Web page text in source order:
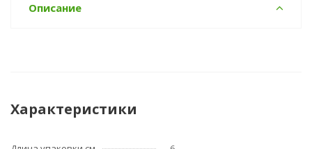
Описание
Характеристики